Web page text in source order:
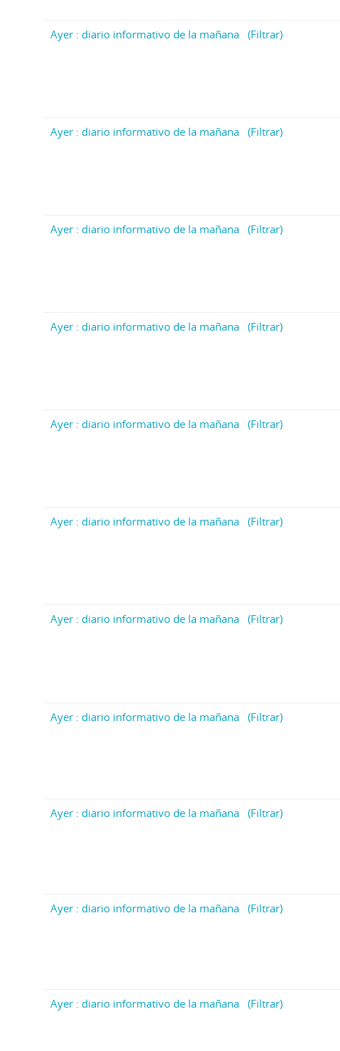
Ayer : diario informativo de la mañana (Filtrar)
Ayer : diario informativo de la mañana (Filtrar)
Ayer : diario informativo de la mañana (Filtrar)
Ayer : diario informativo de la mañana (Filtrar)
Ayer : diario informativo de la mañana (Filtrar)
Ayer : diario informativo de la mañana (Filtrar)
Ayer : diario informativo de la mañana (Filtrar)
Ayer : diario informativo de la mañana (Filtrar)
Ayer : diario informativo de la mañana (Filtrar)
Ayer : diario informativo de la mañana (Filtrar)
Ayer : diario informativo de la mañana (Filtrar)